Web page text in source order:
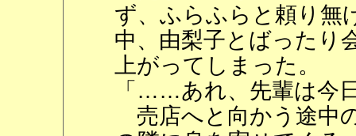
ず、ふらふらと頼り無
中、由梨子とばったり
上がってしまった。
「……あれ、先輩は今
売店へと向かう途中